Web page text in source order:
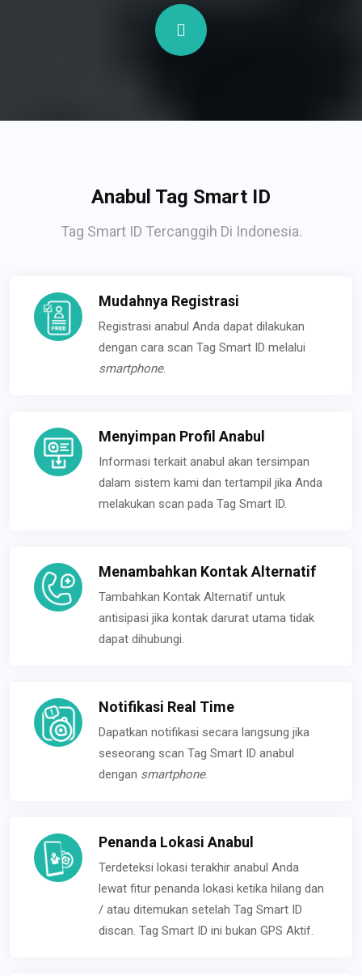
Anabul Tag Smart ID
Tag Smart ID Tercanggih Di Indonesia.
Mudahnya Registrasi
Registrasi anabul Anda dapat dilakukan
dengan cara scan Tag Smart ID melalui
smartphone.
Menyimpan Profil Anabul
Informasi terkait anabul akan tersimpan
dalam sistem kami dan tertampil jika Anda
melakukan scan pada Tag Smart ID.
Menambahkan Kontak Alternatif
Tambahkan Kontak Alternatif untuk
antisipasi jika kontak darurat utama tidak
dapat dihubungi.
Notifikasi Real Time
Dapatkan notifikasi secara langsung jika
seseorang scan Tag Smart ID anabul
dengan smartphone.
Penanda Lokasi Anabul
Terdeteksi lokasi terakhir anabul Anda
lewat fitur penanda lokasi ketika hilang dan
/ atau ditemukan setelah Tag Smart ID
discan. Tag Smart ID ini bukan GPS Aktif.